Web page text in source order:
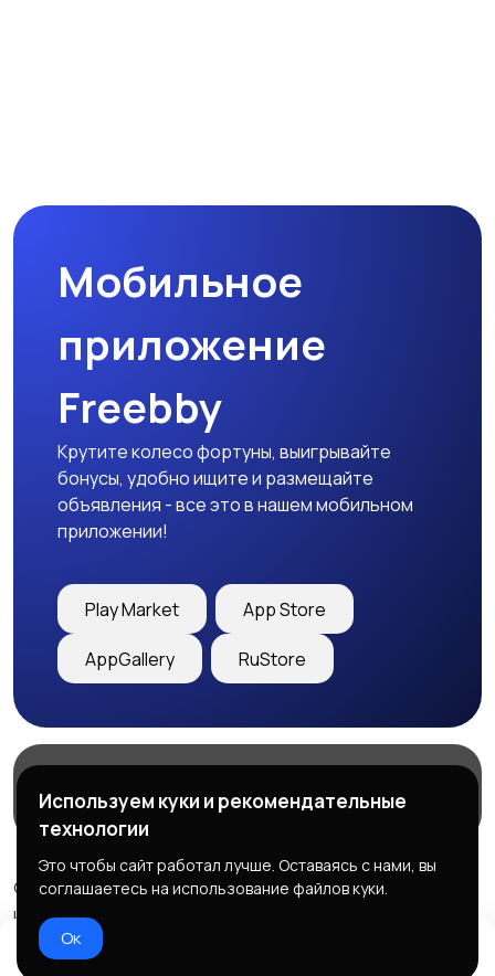
Мобильное
приложение
Freebby
Крутите колесо фортуны, выигрывайте
бонусы, удобно ищите и размещайте
объявления - все это в нашем мобильном
приложении!
Play Market App Store
AppGallery RuStore
Служба поддержки
© 2026 Freebby - Сервис бесплатных объявлений ДНР
и ЛНР
Правила сервиса
Используем куки и рекомендательные
технологии
Это чтобы сайт работал лучше. Оставаясь с нами, вы
соглашаетесь на использование файлов куки.
Ок